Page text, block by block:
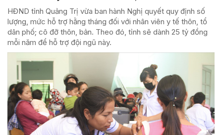
HĐND tỉnh Quảng Trị vừa ban hành Nghị quyết quy định số
lượng, mức hỗ trợ hằng tháng đối với nhân viên y tế thôn, tổ
dân phố; cô đỡ thôn, bản. Theo đó, tỉnh sẽ dành 25 tỷ đồng
mỗi năm để hỗ trợ đội ngũ này.